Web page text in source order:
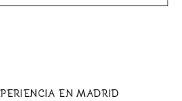
EN MADRID